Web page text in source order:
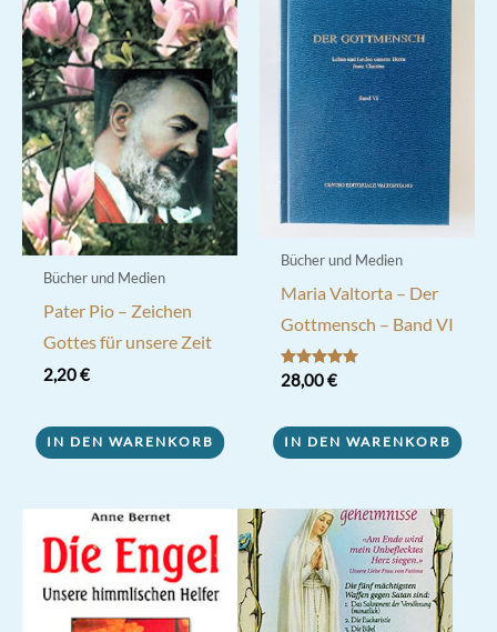
Bücher und Medien
Pater Pio – Zeichen
Gottes für unsere Zeit
2,20€
IN DEN WARENKORB
Bücher und Medien
Maria Valtorta – Der
Gottmensch – Band VI
Bewertet mit
5.00
28,00€
IN DEN WARENKORB